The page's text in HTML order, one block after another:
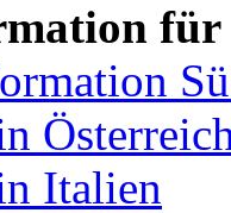
für
Italien